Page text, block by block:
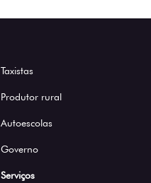
Taxistas
Produtor rural
Autoescolas
Governo
Serviços